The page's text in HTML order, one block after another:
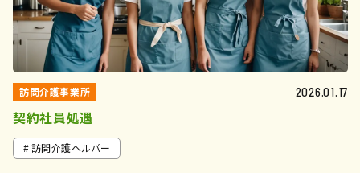
訪問介護事業所 2026.01.17
契約社員処遇
訪問介護ヘルパー